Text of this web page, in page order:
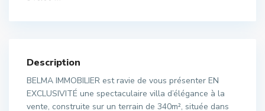
Description
BELMA IMMOBILIER est ravie de vous présenter EN
EXCLUSIVITÉ une spectaculaire villa d’élégance à la
vente, construite sur un terrain de 340m², située dans